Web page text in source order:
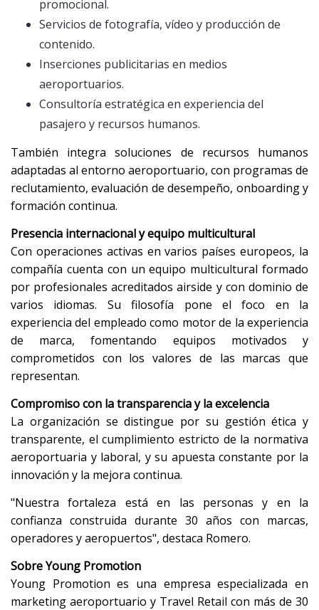
promocional.
Servicios de fotografía, vídeo y producción de
contenido.
Inserciones publicitarias en medios
aeroportuarios.
Consultoría estratégica en experiencia del
pasajero y recursos humanos.
También integra soluciones de recursos humanos
adaptadas al entorno aeroportuario, con programas de
reclutamiento, evaluación de desempeño, onboarding y
formación continua.
Presencia internacional y equipo multicultural
Con operaciones activas en varios países europeos, la
compañía cuenta con un equipo multicultural formado
por profesionales acreditados airside y con dominio de
varios idiomas. Su filosofía pone el foco en la
experiencia del empleado como motor de la experiencia
de marca, fomentando equipos motivados y
comprometidos con los valores de las marcas que
representan.
Compromiso con la transparencia y la excelencia
La organización se distingue por su gestión ética y
transparente, el cumplimiento estricto de la normativa
aeroportuaria y laboral, y su apuesta constante por la
innovación y la mejora continua.
"Nuestra fortaleza está en las personas y en la
confianza construida durante 30 años con marcas,
operadores y aeropuertos", destaca Romero.
Sobre Young Promotion
Young Promotion es una empresa especializada en
marketing aeroportuario y Travel Retail con más de 30